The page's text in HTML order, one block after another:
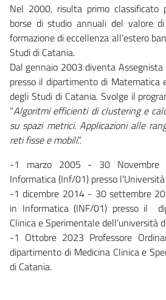
Nel 2000, risulta primo classificato
borse di studio annuali del valore
formazione di eccellenza all'estero
Studi di Catania.
Dal gennaio 2003 diventa
presso il dipartimento di Matematica
degli Studi di Catania. Svolge il
“Algoritmi efficienti di clustering e
su spazi metrici. Applicazioni alle
reti fisse e mobili.”.
-1 marzo 2005 - 30 Novembre
Informatica (Inf/01) presso
-1 dicembre 2014 - 30 settembre
in Informatica (INF/01) presso il
Clinica e Sperimentale dell’università
-1 Ottobre 2023 Professore
dipartimento di Medicina Clinica e
di Catania.